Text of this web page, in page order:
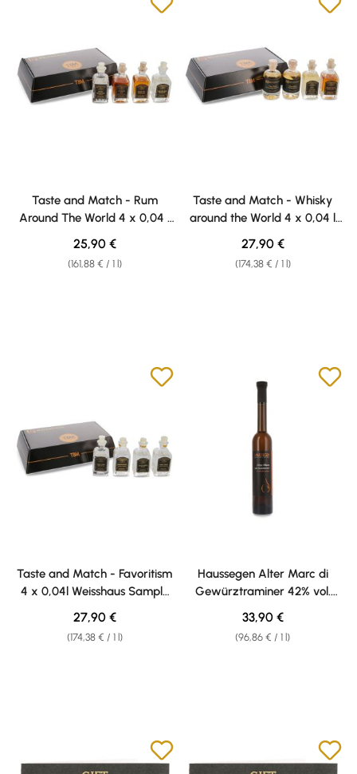
Taste and Match - Rum
Around The World 4 x 0,04 l
Weisshaus Sample Set
(161,88 € / 1 l)
Regular price:
25,90 €
Taste and Match - Whisky
around the World 4 x 0,04 l
Weisshaus Sample Set
(174,38 € / 1 l)
Regular price:
27,90 €
Taste and Match - Favoritism
4 x 0,04l Weisshaus Sample
Set
(174,38 € / 1 l)
Regular price:
27,90 €
Haussegen Alter Marc di
Gewürztraminer 42% vol.
0,35l
(96,86 € / 1 l)
Regular price:
33,90 €